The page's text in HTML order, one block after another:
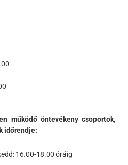
működő öntevékeny csoportok,
időrendje:
16.00-18.00 óráig